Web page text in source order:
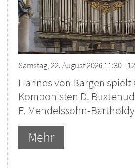
Samstag, 22. August 2026 11:30 -
Hannes von Bargen spielt
Komponisten D.
F. Mendelssohn-Bartholdy
Mehr